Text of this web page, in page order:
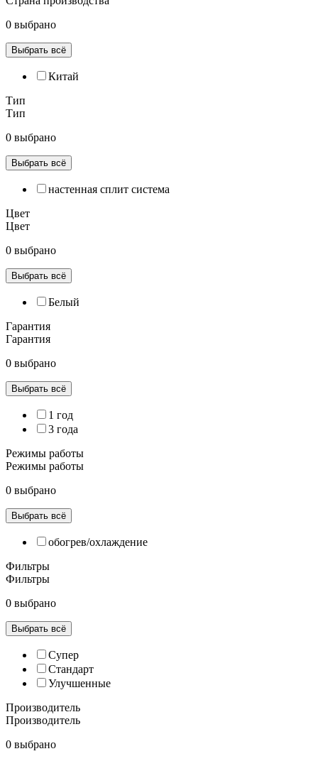
0 выбрано
Выбрать всё
Китай
Тип
Тип
0 выбрано
Выбрать всё
настенная сплит система
Цвет
Цвет
0 выбрано
Выбрать всё
Белый
Гарантия
Гарантия
0 выбрано
Выбрать всё
1 год
3 года
Режимы работы
Режимы работы
0 выбрано
Выбрать всё
обогрев/охлаждение
Фильтры
Фильтры
0 выбрано
Выбрать всё
Супер
Cтандарт
Улучшенные
Производитель
Производитель
0 выбрано